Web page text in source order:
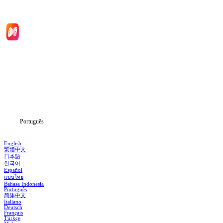
Português
English
繁體中文
日本語
한국어
Español
แบบไทย
Bahasa Indonesia
Português
简体中文
Italiano
Deutsch
Français
Türkçe